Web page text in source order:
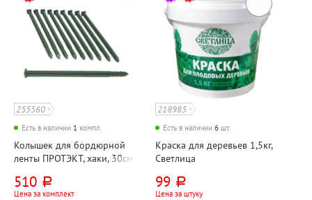
255560
Есть в наличии 1 компл.
Колышек для бордюрной
ленты ПРОТЭКТ, хаки, 30см,
510 руб.
Цена за комплект
218985
Есть в наличии 6 шт.
Краска для деревьев 1,5кг,
Светлица
99 руб.
Цена за штуку